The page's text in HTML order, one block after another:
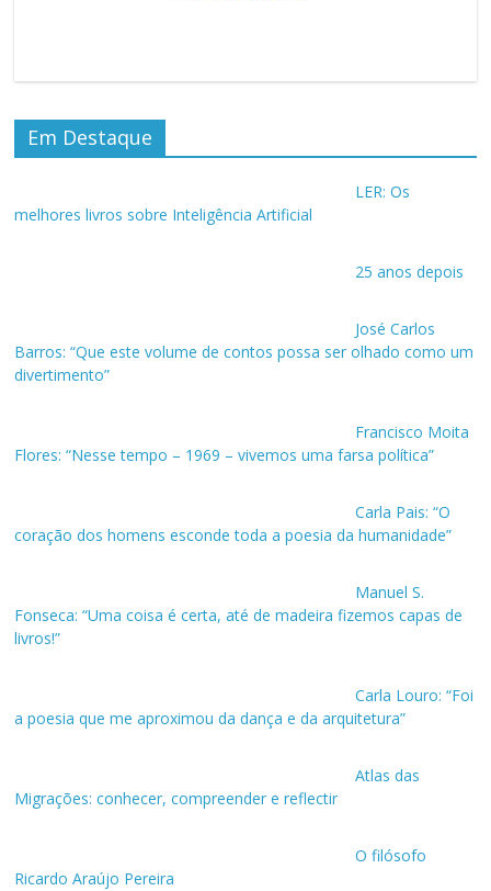
Em Destaque
LER: Os
melhores livros sobre Inteligência Artificial
25 anos depois
José Carlos
Barros: “Que este volume de contos possa ser olhado como um
divertimento”
Francisco Moita
Flores: “Nesse tempo – 1969 – vivemos uma farsa política”
Carla Pais: “O
coração dos homens esconde toda a poesia da humanidade”
Manuel S.
Fonseca: “Uma coisa é certa, até de madeira fizemos capas de
livros!”
Carla Louro: “Foi
a poesia que me aproximou da dança e da arquitetura”
Atlas das
Migrações: conhecer, compreender e reflectir
O filósofo
Ricardo Araújo Pereira